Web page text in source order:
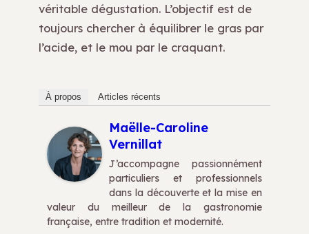
véritable dégustation. L’objectif est de
toujours chercher à équilibrer le gras par
l’acide, et le mou par le craquant.
À propos Articles récents
Maëlle-Caroline
Vernillat
J’accompagne passionnément
particuliers et professionnels
dans la découverte et la mise en
valeur du meilleur de la gastronomie
française, entre tradition et modernité.